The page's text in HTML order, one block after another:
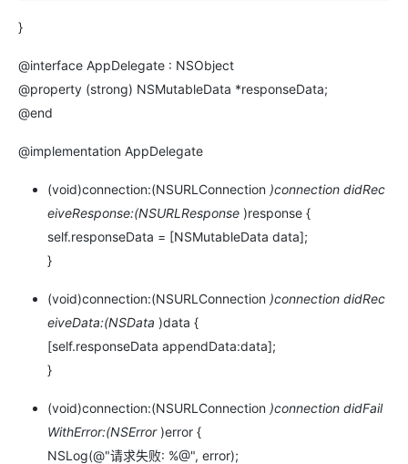
}
@interface AppDelegate : NSObject
@property (strong) NSMutableData *responseData;
@end
@implementation AppDelegate
(void)connection:(NSURLConnection )connection didRec
eiveResponse:(NSURLResponse )response {
self.responseData = [NSMutableData data];
}
(void)connection:(NSURLConnection )connection didRec
eiveData:(NSData )data {
[self.responseData appendData:data];
}
(void)connection:(NSURLConnection )connection didFail
WithError:(NSError)error {
NSLog(@"请求失败: %@", error);